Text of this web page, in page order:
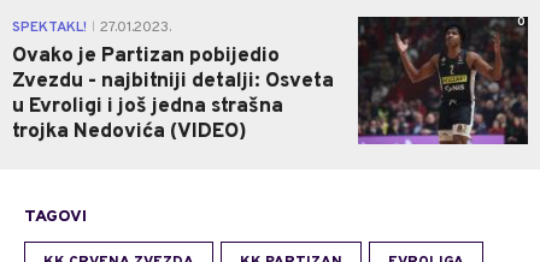
SPEKTAKL! 27.01.2023.
Ovako je Partizan pobijedio
Zvezdu - najbitniji detalji: Osveta
u Evroligi i još jedna strašna
trojka Nedovića (VIDEO)
0
TAGOVI